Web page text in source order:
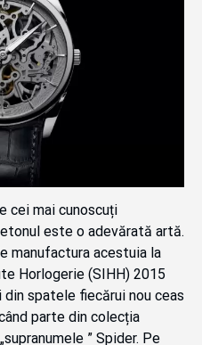
cei mai cunoscuți
este o adevărată artă.
manufactura acestuia la
Horlogerie (SIHH) 2015
spatele fiecărui nou ceas
parte din colecția
” Spider. Pe